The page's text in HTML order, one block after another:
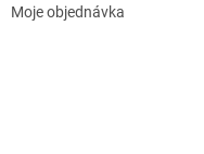
Moje objednávka